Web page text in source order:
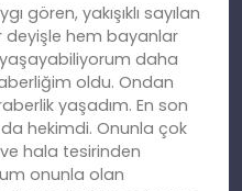
gören, yakışıklı sayılan
deyişle hem bayanlar
daha
oldu. Ondan
yaşadım. En son
hekimdi. Onunla çok
hala tesirinden
onunla olan